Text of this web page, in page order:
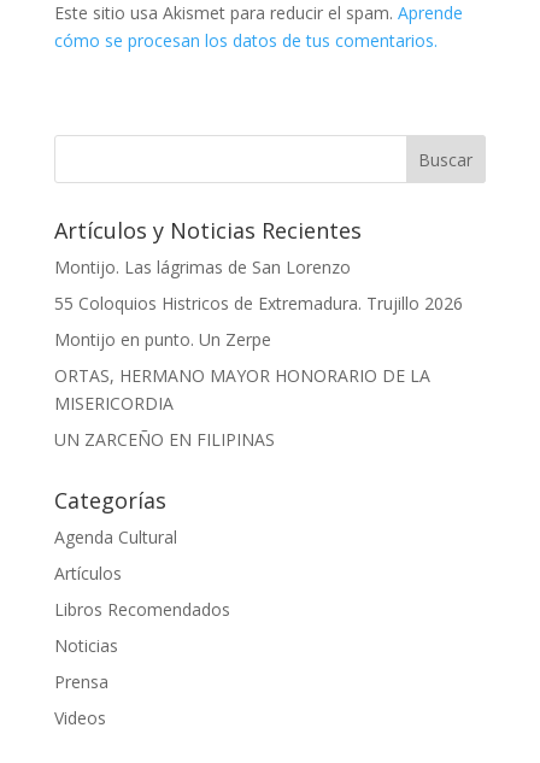
Este sitio usa Akismet para reducir el spam. Aprende
cómo se procesan los datos de tus comentarios.
Artículos y Noticias Recientes
Montijo. Las lágrimas de San Lorenzo
55 Coloquios Histricos de Extremadura. Trujillo 2026
Montijo en punto. Un Zerpe
ORTAS, HERMANO MAYOR HONORARIO DE LA
MISERICORDIA
UN ZARCEÑO EN FILIPINAS
Categorías
Agenda Cultural
Artículos
Libros Recomendados
Noticias
Prensa
Videos